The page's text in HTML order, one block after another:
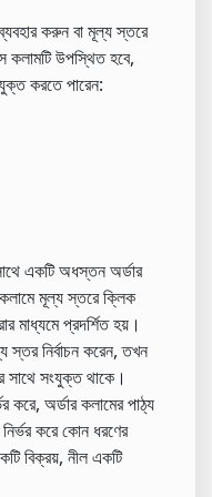
করুন বা মূল্য স্তরে
কলামটি উপস্থিত হবে,
করতে পারেন:
একটি অধস্তন অর্ডার
মূল্য স্তরে ক্লিক
মাধ্যমে প্রদর্শিত হয়।
নির্বাচন করেন, তখন
সাথে সংযুক্ত থাকে।
করে, অর্ডার কলামের পাঠ্য
করে কোন ধরণের
বিক্রয়, নীল একটি